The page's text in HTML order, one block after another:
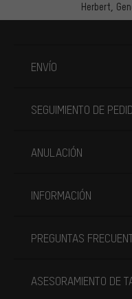
Herbert,
ENVÍO
SEGUIMIENTO DE
ANULACIÓN
INFORMACIÓN
PREGUNTAS
ASESORAMIENTO DE